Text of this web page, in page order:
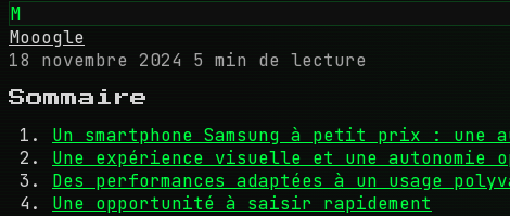
M
Mooogle
18 novembre 2024 5 min de lecture
Sommaire
Un smartphone Samsung à petit prix : une
Une expérience visuelle et une autonomie
Des performances adaptées à un usage
Une opportunité à saisir rapidement